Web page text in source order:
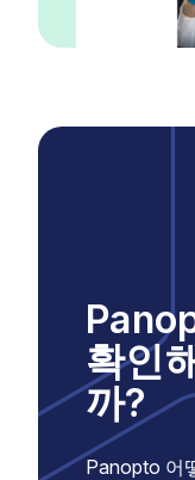
확인
까?
Panopto 어